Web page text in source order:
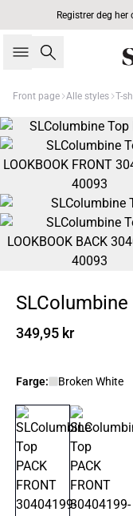
Registrer deg
Søk
Front page Alle styles T-
SLColumbine
349,95 kr
Farge: Broken White